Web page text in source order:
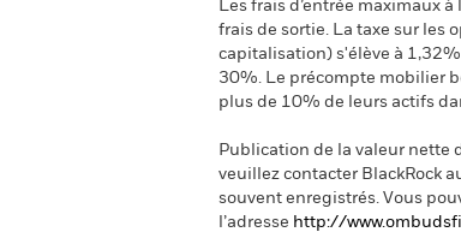
Les frais d’entrée maximaux
frais de sortie. La taxe sur les
capitalisation) s'élève à
30%. Le précompte mobilier
plus de 10% de leurs actifs
Publication de la valeur nette
veuillez contacter BlackRock
souvent enregistrés. Vous
l’adresse http://